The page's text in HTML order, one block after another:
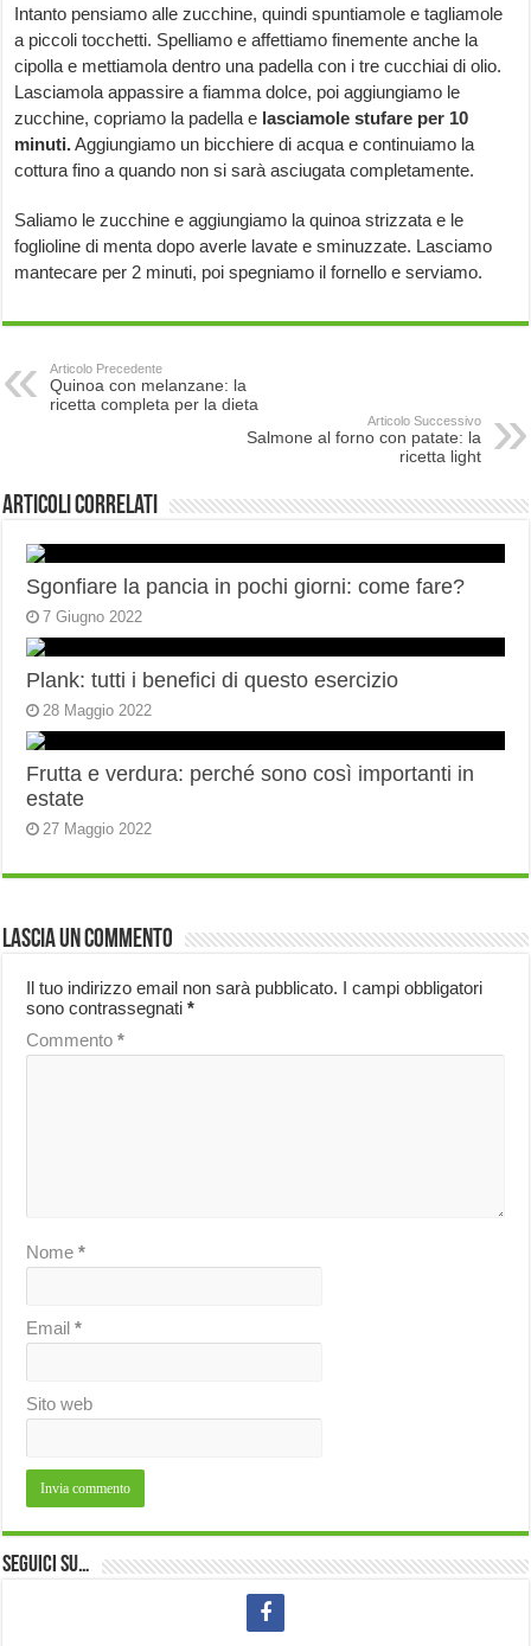
Intanto pensiamo alle zucchine, quindi spuntiamole e tagliamole
a piccoli tocchetti. Spelliamo e affettiamo finemente anche la
cipolla e mettiamola dentro una padella con i tre cucchiai di olio.
Lasciamola appassire a fiamma dolce, poi aggiungiamo le
zucchine, copriamo la padella e lasciamole stufare per 10
minuti.Aggiungiamo un bicchiere di acqua e continuiamo la
cottura fino a quando non si sarà asciugata completamente.
Saliamo le zucchine e aggiungiamo la quinoa strizzata e le
foglioline di menta dopo averle lavate e sminuzzate. Lasciamo
mantecare per 2 minuti, poi spegniamo il fornello e serviamo.
Articolo Precedente
Quinoa con melanzane: la
ricetta completa per la dieta
Articolo Successivo
Salmone al forno con patate: la
ricetta light
Articoli correlati
Sgonfiare la pancia in pochi giorni: come fare?
7 Giugno 2022
Plank: tutti i benefici di questo esercizio
28 Maggio 2022
Frutta e verdura: perché sono così importanti in
estate
27 Maggio 2022
Lascia un commento
Il tuo indirizzo email non sarà pubblicato. I campi obbligatori
sono contrassegnati*
Commento*
Nome*
Email*
Sito web
Seguici su…